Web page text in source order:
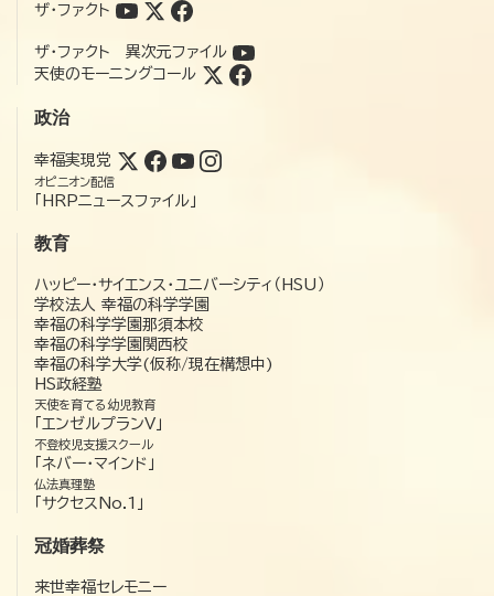
ザ・ファクト
ザ・ファクト 異次元ファイル
天使のモーニングコール
政治
幸福実現党
オピニオン配信
「HRPニュースファイル」
教育
ハッピー・サイエンス・ユニバーシティ（HSU）
学校法人 幸福の科学学園
幸福の科学学園那須本校
幸福の科学学園関西校
幸福の科学大学(仮称/現在構想中)
HS政経塾
天使を育てる幼児教育
「エンゼルプランV」
不登校児支援スクール
「ネバー・マインド」
仏法真理塾
「サクセスNo.1」
冠婚葬祭
来世幸福セレモニー